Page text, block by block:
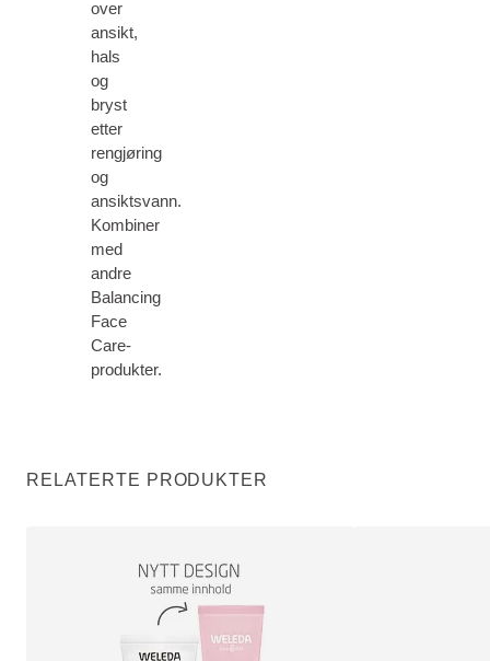
over
ansikt,
hals
og
bryst
etter
rengjøring
og
ansiktsvann.
Kombiner
med
andre
Balancing
Face
Care-
produkter.
RELATERTE PRODUKTER